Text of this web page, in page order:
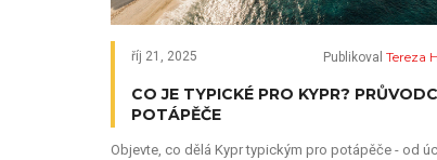
říj 21, 2025 Publikoval Tereza
CO JE TYPICKÉ PRO KYPR?
POTÁPĚČE
Objevte, co dělá Kypr typickým pro potápěče - od